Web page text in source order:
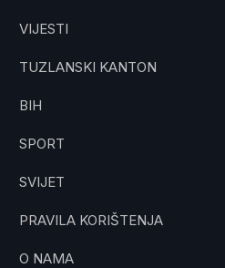
VIJESTI
TUZLANSKI KANTON
BIH
SPORT
SVIJET
PRAVILA KORIŠTENJA
O NAMA